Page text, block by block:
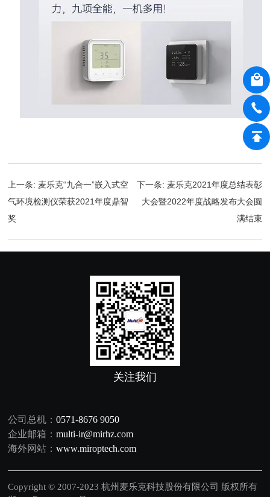
上一条: 麦乐克“九合一”嵌入式空
气环境检测仪荣获2021年度鼎智
奖
下一条: 麦乐克2021年度总结表彰
大会暨2022年度战略发布大会圆
满结束
关注我们
公司总机：0571-8676 9050
企业邮箱：multi-ir@mirhz.com
海外网站：www.miroptech.com
Copyright © 2007-2023 杭州麦乐克科技股份有限公司 版权所有